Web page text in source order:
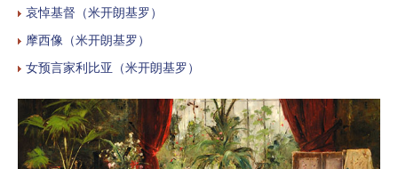
哀悼基督（米开朗基罗）
摩西像（米开朗基罗）
女预言家利比亚（米开朗基罗）